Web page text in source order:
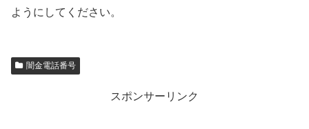
ようにしてください。
闇金電話番号
スポンサーリンク